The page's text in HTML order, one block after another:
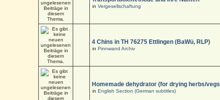
inVergesellschaftung
4 Chins in TH 76275 Ettlingen (BaWü, RLP)
inPinnwand Archiv
Homemade dehydrator (for drying herbs/
inEnglish Section (German subtitles)